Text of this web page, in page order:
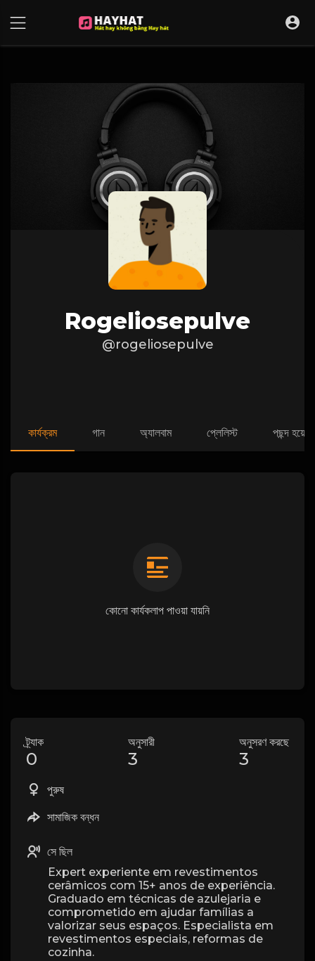
Rogeliosepulve
@rogeliosepulve
কার্যক্রম গান অ্যালবাম প্লেলিস্ট পছন্দ হয়েছে
কোনো কার্যকলাপ পাওয়া যায়নি
ট্র্যাক
0
অনুসারী
3
অনুসরণ করছে
3
পুরুষ
সামাজিক বন্ধন
সে ছিল
Expert experiente em revestimentos
cerâmicos com 15+ anos de experiência.
Graduado em técnicas de azulejaria e
comprometido em ajudar famílias a
valorizar seus espaços. Especialista em
revestimentos especiais, reformas de
cozinha.